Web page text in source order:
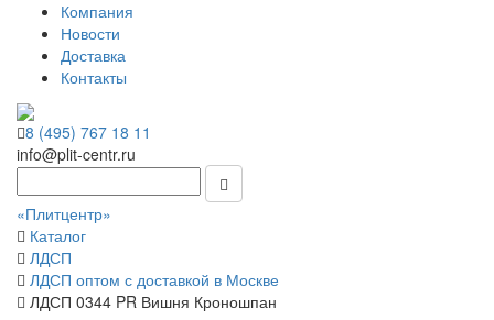
Компания
Новости
Доставка
Контакты
8 (495) 767 18 11
info@plit-centr.ru
«Плитцентр»
Каталог
ЛДСП
ЛДСП оптом с доставкой в Москве
ЛДСП 0344 PR Вишня Кроношпан